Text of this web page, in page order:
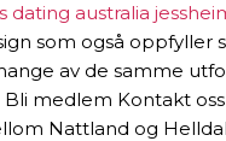
dating australia
som også oppfyller
av de samme
medlem Kontakt
Nattland og